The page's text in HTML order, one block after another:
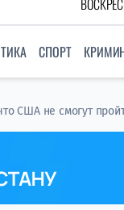
СПОРТ
США не смогут